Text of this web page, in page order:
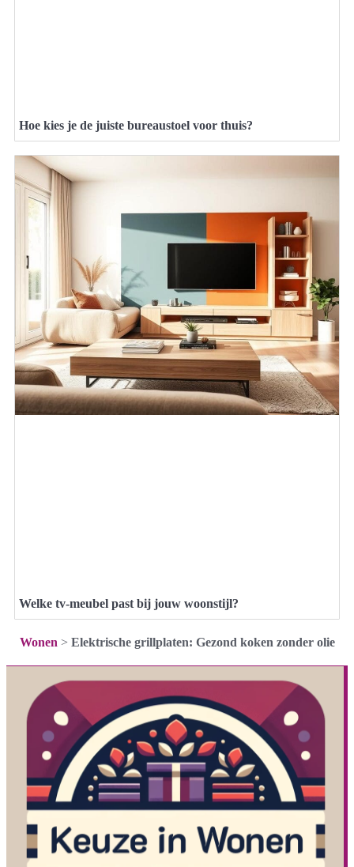
Hoe kies je de juiste bureaustoel voor thuis?
Welke tv-meubel past bij jouw woonstijl?
Wonen > Elektrische grillplaten: Gezond koken zonder olie